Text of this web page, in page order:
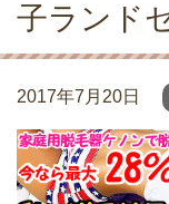
子ランド
2017年7月20日